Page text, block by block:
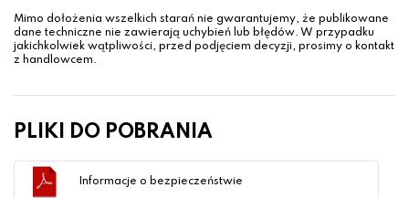
Mimo dołożenia wszelkich starań nie gwarantujemy, że publikowane
dane techniczne nie zawierają uchybień lub błędów. W przypadku
jakichkolwiek wątpliwości, przed podjęciem decyzji, prosimy o kontakt
z handlowcem.
PLIKI DO POBRANIA
Informacje o bezpieczeństwie